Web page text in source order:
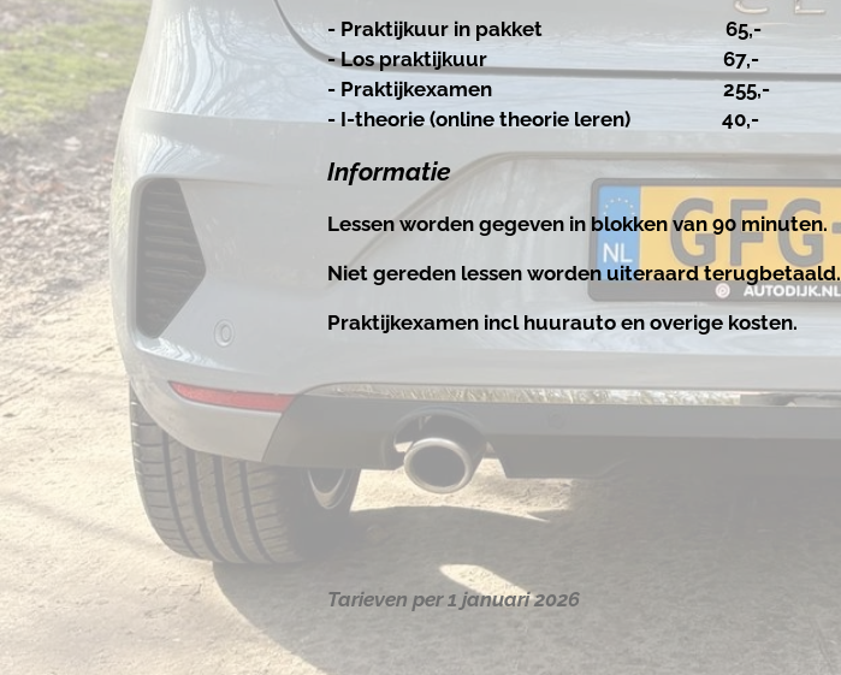
- Praktijkuur in pakket 65,-
- Los praktijkuur 67,-
- Praktijkexamen 255,-
- I-theorie (online theorie leren) 40,-
Informatie
Lessen worden gegeven in blokken van 90 minuten.
Niet gereden lessen worden uiteraard terugbetaald.
Praktijkexamen incl huurauto en overige kosten.
Tarieven per 1 januari 2026